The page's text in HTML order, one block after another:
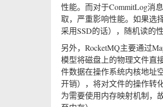
性能。而对于CommitLog消
取，严重影响性能。如果选
采用SSD的话），随机读的
另外，RocketMQ主要通过
模型将磁盘上的物理文件直
件数据在操作系统内核地址
开销），将对文件的操作转
为需要使用内存映射机制，